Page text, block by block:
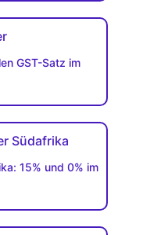
GST-Satz im
Südafrika
15% und 0% im